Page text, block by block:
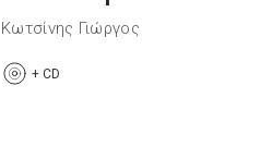
Κωτσίνης Γιώργος
+ CD